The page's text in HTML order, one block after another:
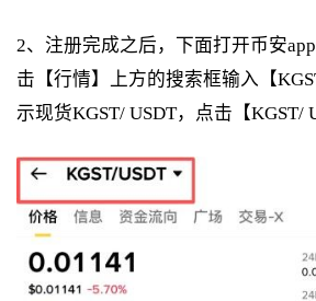
2、注册完成之后，下面打开币安
击【行情】上方的搜索框输入【
示现货KGST/ USDT，点击【KGST/